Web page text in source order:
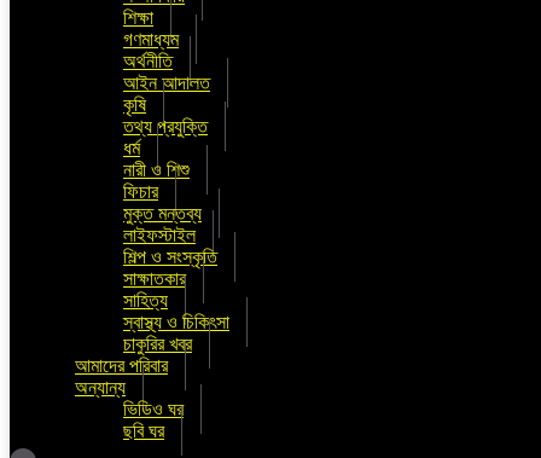
শিক্ষা
গণমাধ্যম
অর্থনীতি
আইন আদালত
কৃষি
তথ্য প্রযুক্তি
ধর্ম
নারী ও শিশু
ফিচার
মুক্ত মন্তব্য
লাইফস্টাইল
শিল্প ও সংস্কৃতি
সাক্ষাতকার
সাহিত্য
স্বাস্থ্য ও চিকিৎসা
চাকুরির খবর
আমাদের পরিবার
অন্যান্য
ভিডিও ঘর
ছবি ঘর